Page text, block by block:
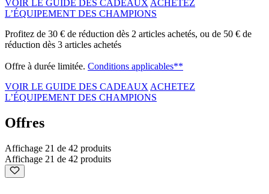
VOIR LE GUIDE DES CADEAUX ACHETEZ
L’ÉQUIPEMENT DES CHAMPIONS
Profitez de 30 € de réduction dès 2 articles achetés, ou de 50 € de
réduction dès 3 articles achetés
Offre à durée limitée. Conditions applicables**
VOIR LE GUIDE DES CADEAUX ACHETEZ
L’ÉQUIPEMENT DES CHAMPIONS
Offres
Affichage 21 de 42 produits
Affichage 21 de 42 produits